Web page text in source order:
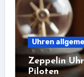
Uhren
Zeppelin
Piloten